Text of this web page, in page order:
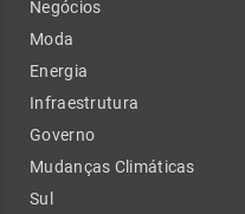
Negócios
Moda
Energia
Infraestrutura
Governo
Mudanças Climáticas
Sul